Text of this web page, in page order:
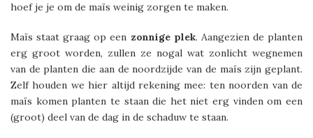
hoef je je om de maïs weinig zorgen te maken.
Maïs staat graag op een zonnige plek. Aangezien de planten
erg groot worden, zullen ze nogal wat zonlicht wegnemen
van de planten die aan de noordzijde van de maïs zijn geplant.
Zelf houden we hier altijd rekening mee: ten noorden van de
maïs komen planten te staan die het niet erg vinden om een
(groot) deel van de dag in de schaduw te staan.